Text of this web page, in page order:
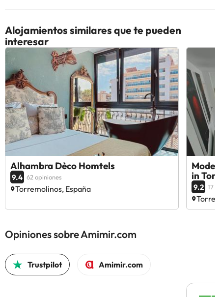
Alojamientos similares que te pueden
interesar
Alhambra Dèco Homtels
9.4 62 opiniones
Torremolinos, España
in
9.2 17
Opiniones sobre Amimir.com
Trustpilot Amimir.com